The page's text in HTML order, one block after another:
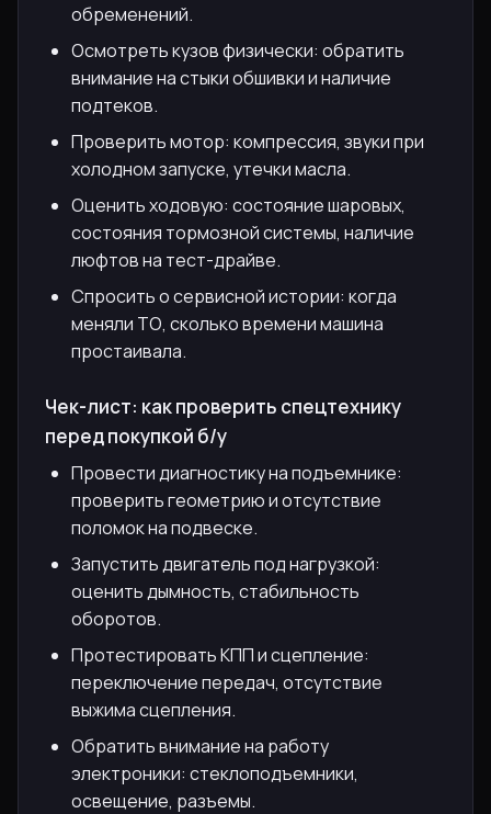
обременений.
Осмотреть кузов физически: обратить
внимание на стыки обшивки и наличие
подтеков.
Проверить мотор: компрессия, звуки при
холодном запуске, утечки масла.
Оценить ходовую: состояние шаровых,
состояния тормозной системы, наличие
люфтов на тест-драйве.
Спросить о сервисной истории: когда
меняли ТО, сколько времени машина
простаивала.
Чек-лист: как проверить спецтехнику
перед покупкой б/у
Провести диагностику на подъемнике:
проверить геометрию и отсутствие
поломок на подвеске.
Запустить двигатель под нагрузкой:
оценить дымность, стабильность
оборотов.
Протестировать КПП и сцепление:
переключение передач, отсутствие
выжима сцепления.
Обратить внимание на работу
электроники: стеклоподъемники,
освещение, разъемы.